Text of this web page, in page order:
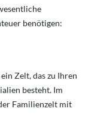
benötigen:
Zelt, das zu Ihren
besteht. Im
Familienzelt mit